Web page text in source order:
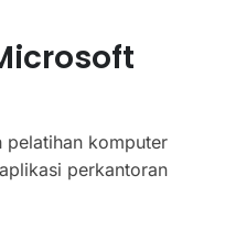
pelatihan komputer
perkantoran